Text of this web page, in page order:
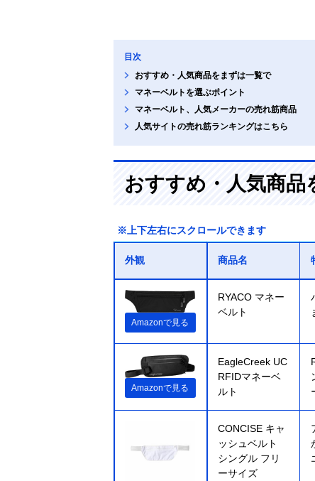
目次
おすすめ・人気商品をまずは一覧で
マネーベルトを選ぶポイント
マネーベルト、人気メーカーの売れ筋商品
人気サイトの売れ筋ランキングはこちら
おすすめ・人気商品
※上下左右にスクロールできます
外観 商品名
Amazonで見る
RYACO マネー
ベルト
Amazonで見る
EagleCreek UC
RFIDマネーベ
ルト
CONCISE キャ
ッシュベルト
シングル フリ
ーサイズ